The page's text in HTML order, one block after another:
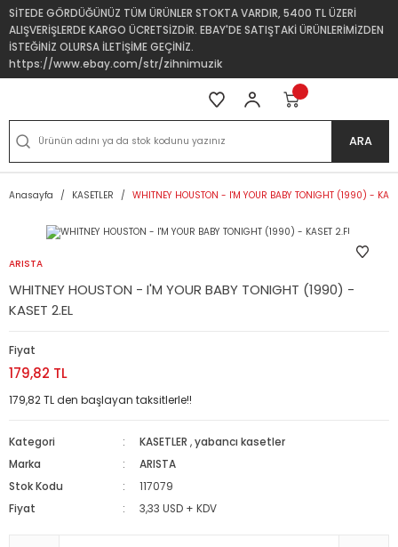
SİTEDE GÖRDÜĞÜNÜZ TÜM ÜRÜNLER STOKTA VARDIR, 5400 TL ÜZERİ
ALIŞVERİŞLERDE KARGO ÜCRETSİZDİR. EBAY'DE SATIŞTAKİ ÜRÜNLERİMİZDEN
İSTEĞİNİZ OLURSA İLETİŞİME GEÇİNİZ.
https://www.ebay.com/str/zihnimuzik
ARA
Anasayfa KASETLER WHITNEY HOUSTON - I'M YOUR BABY TONIGHT (1990) -
ARISTA
WHITNEY HOUSTON - I'M YOUR BABY TONIGHT (1990) -
KASET 2.EL
Fiyat
179,82 TL
179,82 TL den başlayan taksitlerle!!
Kategori KASETLER ,yabancı kasetler
Marka
ARISTA
Stok Kodu
117079
Fiyat
3,33 USD + KDV